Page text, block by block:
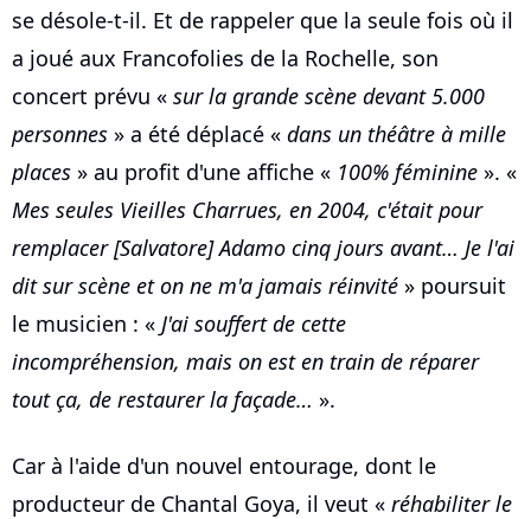
se désole-t-il. Et de rappeler que la seule fois où il
a joué aux Francofolies de la Rochelle, son
concert prévu « sur la grande scène devant 5.000
personnes » a été déplacé « dans un théâtre à mille
places » au profit d'une affiche « 100% féminine ». «
Mes seules Vieilles Charrues, en 2004, c'était pour
remplacer [Salvatore] Adamo cinq jours avant… Je l'ai
dit sur scène et on ne m'a jamais réinvité » poursuit
le musicien : « J'ai souffert de cette
incompréhension, mais on est en train de réparer
tout ça, de restaurer la façade… ».
Car à l'aide d'un nouvel entourage, dont le
producteur de Chantal Goya, il veut « réhabiliter le